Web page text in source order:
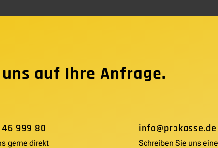
auf Ihre Anfrage.
999 80
gerne direkt
info@prokasse.de
Schreiben Sie uns eine